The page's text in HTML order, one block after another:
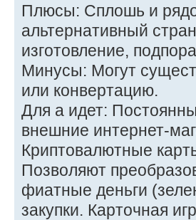
Плюсы: Сплошь и
альтернативный
изготовление,
Минусы: Могут
или конвертацию.
Для а идет:
внешние интернет-
Криптовалютные
Позволяют
фиатные деньги
закупки. Карточная